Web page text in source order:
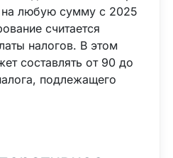
любую сумму с 2025
считается
налогов. В этом
составлять от 90 до
подлежащего